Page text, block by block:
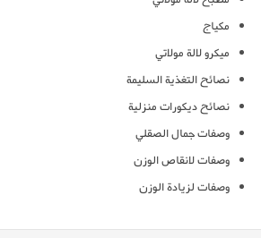
مكياج
ميكرو لالة مولاتي
نصائح التغذية السليمة
نصائح ديكورات منزلية
وصفات جمال الصقلي
وصفات لانقاص الوزن
وصفات لزيادة الوزن